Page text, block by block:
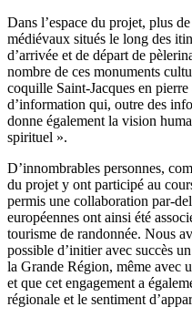
Dans l’espace du projet, plus
médiévaux situés le long des
d’arrivée et de départ de
nombre de ces monuments
coquille Saint-Jacques en pierre
d’information qui, outre des
donne également la vision
spirituel ».
D’innombrables personnes,
du projet y ont participé au
permis une collaboration par-
européennes ont ainsi été
tourisme de randonnée. Nous
possible d’initier avec succès
la Grande Région, même avec
et que cet engagement a
régionale et le sentiment